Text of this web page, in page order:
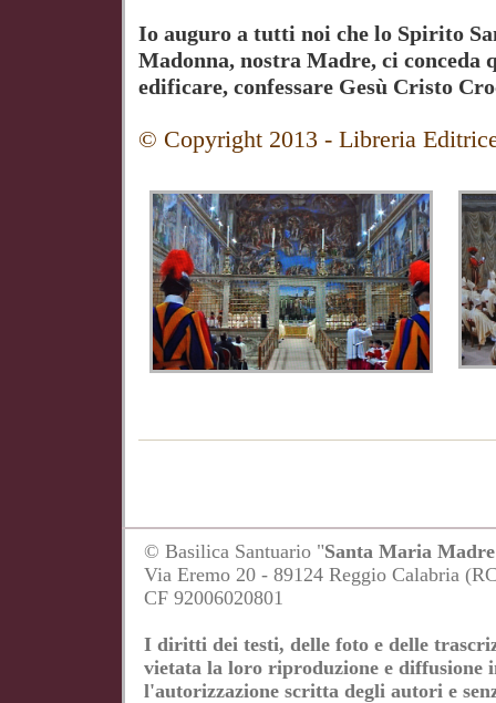
Io auguro a tutti noi che lo Spirito
Madonna, nostra Madre, ci conceda
edificare, confessare Gesù Cristo
© Copyright 2013 - Libreria
© Basilica Santuario "Santa Maria
Via Eremo 20 - 89124 Reggio Calabria
CF 92006020801
I diritti dei testi, delle foto e delle
vietata la loro riproduzione e diffusione
l'autorizzazione scritta degli autori e